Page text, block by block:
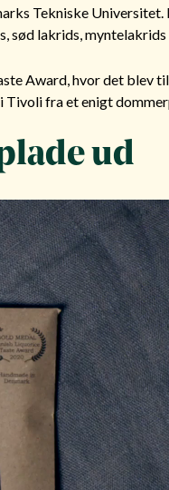
Tekniske Universitet.
sød lakrids,
Award, hvor det blev til
Tivoli fra et enigt
ud